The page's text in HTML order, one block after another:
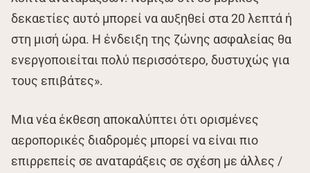
δεκαετίες αυτό μπορεί να αυξηθεί στα 20 λεπτά ή
στη μισή ώρα. Η ένδειξη της ζώνης ασφαλείας θα
ενεργοποιείται πολύ περισσότερο, δυστυχώς για
τους επιβάτες».
Μια νέα έκθεση αποκαλύπτει ότι ορισμένες
αεροπορικές διαδρομές μπορεί να είναι πιο
επιρρεπείς σε αναταράξεις σε σχέση με άλλες /